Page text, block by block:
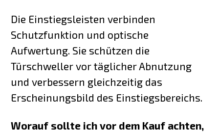
Die Einstiegsleisten verbinden
Schutzfunktion und optische
Aufwertung. Sie schützen die
Türschweller vor täglicher Abnutzung
und verbessern gleichzeitig das
Erscheinungsbild des Einstiegsbereichs.
Worauf sollte ich vor dem Kauf achten,